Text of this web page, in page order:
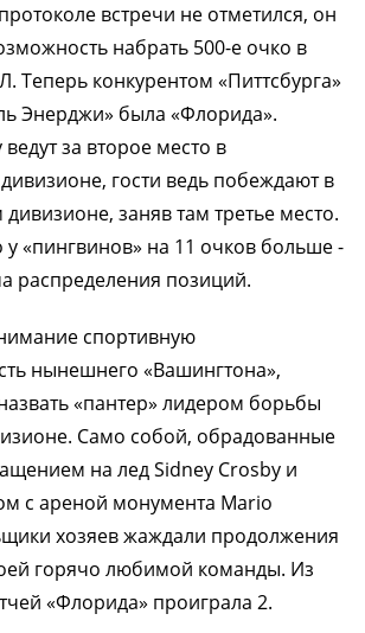
встречи не отметился, он
набрать 500-е очко в
Теперь конкурентом «Питтсбурга»
Энерджи» была «Флорида».
за второе место в
гости ведь побеждают в
заняв там третье место.
у «пингвинов» на 11 очков больше -
распределения позиций.
спортивную
нынешнего «Вашингтона»,
«пантер» лидером борьбы
Само собой, обрадованные
на лед Sidney Crosby и
с ареной монумента Mario
хозяев жаждали продолжения
горячо любимой команды. Из
«Флорида» проиграла 2.